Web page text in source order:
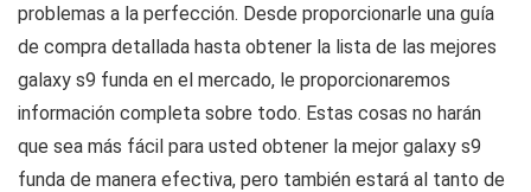
problemas a la perfección. Desde proporcionarle una guía
de compra detallada hasta obtener la lista de las mejores
galaxy s9 funda en el mercado, le proporcionaremos
información completa sobre todo. Estas cosas no harán
que sea más fácil para usted obtener la mejor galaxy s9
funda de manera efectiva, pero también estará al tanto de